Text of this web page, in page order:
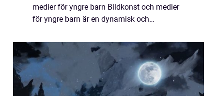
medier för yngre barn Bildkonst och medier
för yngre barn är en dynamisk och
deras kreativitet och fantasi. Genom olika
kon...